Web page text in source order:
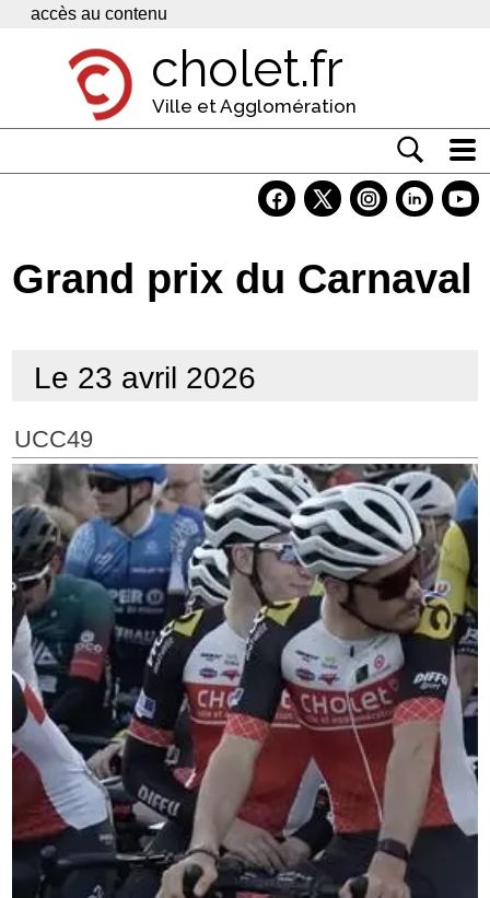
Panneau de gestion des cookies
accès au contenu
cholet.fr
Ville et Agglomération
Economie
Contacts
Grand prix du Carnaval
Le 23 avril 2026
UCC49